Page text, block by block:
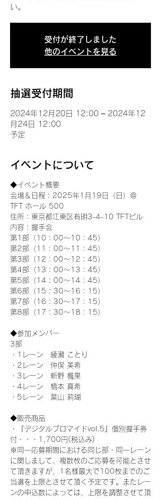
い。
受付が終了しました
他のイベントを見る
抽選受付期間
2024年12月20日 12:00 – 2024年12
月24日 12:00
予定
イベントについて
◆イベント概要
会場＆日程：2025年1月19日（日）＠
TFT ホール 500
住所：東京都江東区有明3-4-10 TFTビル
内容：握手会
第1部（10：00～10：45）
第2部（11：00～11：45）
第3部（12：00～12：45）
第4部（13：00～13：45）
第5部（14：00～14：45）
第6部（15：30～16：15）
第7部（16：30～17：15）
第8部（17：30～18：15）
◆参加メンバー
3部
・1レーン　綾瀬 ことり
・2レーン　仲俣 美希
・3レーン　新野 楓果
・4レーン　橋本 真希
・5レーン　葉山 莉瑚
◆販売商品
・『デジタルブロマイドvol.5』個別握手券
付・・・1,700円(税込み)
※同一応募期間における同じ部・同一レーン
に関しまして、複数枚のご応募を可能とさせ
て頂きますが、1名様最大で100枚までのご
当選を上限とさせて頂く予定です。またレー
ンの申込数によっては、上限を調整させて頂